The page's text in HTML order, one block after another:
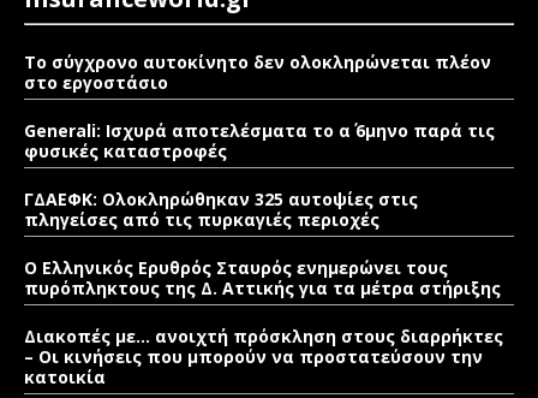
Το σύγχρονο αυτοκίνητο δεν ολοκληρώνεται πλέον
στο εργοστάσιο
Generali: Ισχυρά αποτελέσματα το α΄ 6μηνο παρά τις
φυσικές καταστροφές
ΓΔΑΕΦΚ: Ολοκληρώθηκαν 325 αυτοψίες στις
πληγείσες από τις πυρκαγιές περιοχές
Ο Ελληνικός Ερυθρός Σταυρός ενημερώνει τους
πυρόπληκτους της Δ. Αττικής για τα μέτρα στήριξης
Διακοπές με… ανοιχτή πρόσκληση στους διαρρήκτες
– Οι κινήσεις που μπορούν να προστατεύσουν την
κατοικία